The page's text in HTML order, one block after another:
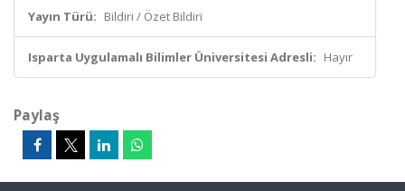
Yayın Türü: Bildiri / Özet Bildiri
Isparta Uygulamalı Bilimler Üniversitesi Adresli: Hayır
Paylaş